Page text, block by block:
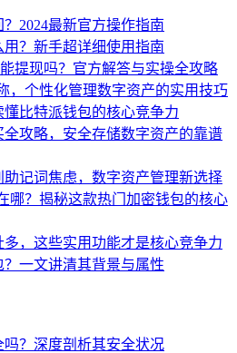
2024最新官方操作指南
用？新手超详细使用指南
提现吗？官方解答与实操全攻略
，个性化管理数字资产的实用技巧
比特派钱包的核心竞争力
全攻略，安全存储数字资产的靠谱
助记词焦虑，数字资产管理新选择
哪？揭秘这款热门加密钱包的核心
，这些实用功能才是核心竞争力
？一文讲清其背景与属性
吗？深度剖析其安全状况